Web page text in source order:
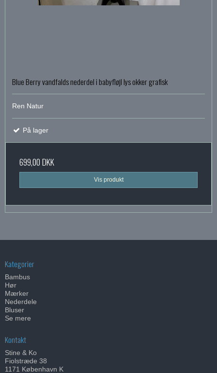
Blue Berry vandfalds nederdel i babyfløjl lys okker grafisk
Ren Natur
På lager
699,00 DKK
Vis produkt
Kategorier
Bambus
Hør
Mærker
Nederdele
Bluser
Se mere
Kontakt
Stine & Ko
Fiolstræde 38
1171 København K